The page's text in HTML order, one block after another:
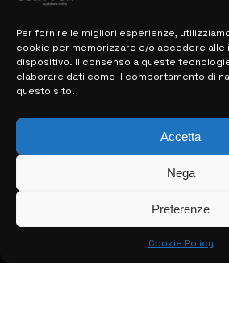
Per fornire le migliori esperienze,
cookie per memorizzare e/o accedere alle
dispositivo. Il consenso a queste
elaborare dati come il comportamento di
questo sito.
Accetta
Nega
Preferenze
Cookie Policy
MAPPA DEL SITO
> NOTIZIE